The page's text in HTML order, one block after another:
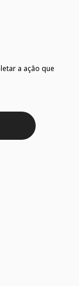
a ação que